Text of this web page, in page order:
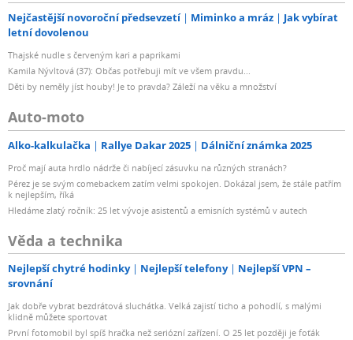
Nejčastější novoroční předsevzetí Miminko a mráz
Jak vybírat
letní dovolenou
Thajské nudle s červeným kari a paprikami
Kamila Nývltová (37): Občas potřebuji mít ve všem pravdu...
Děti by neměly jíst houby! Je to pravda? Záleží na věku a množství
Auto-moto
Alko-kalkulačka Rallye Dakar 2025 Dálniční známka 2025
Proč mají auta hrdlo nádrže či nabíjecí zásuvku na různých stranách?
Pérez je se svým comebackem zatím velmi spokojen. Dokázal jsem, že stále patřím
k nejlepším, říká
Hledáme zlatý ročník: 25 let vývoje asistentů a emisních systémů v autech
Věda a technika
Nejlepší chytré hodinky Nejlepší telefony
Nejlepší VPN –
srovnání
Jak dobře vybrat bezdrátová sluchátka. Velká zajistí ticho a pohodlí, s malými
klidně můžete sportovat
První fotomobil byl spíš hračka než seriózní zařízení. O 25 let později je foťák